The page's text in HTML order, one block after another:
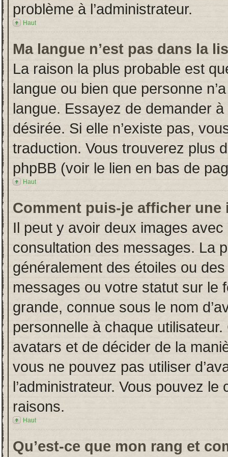
problème à l’administrateur.
Haut
Ma langue n’est pas dans la
La raison la plus probable est
langue ou bien que personne
langue. Essayez de demander à
désirée. Si elle n’existe pas,
traduction. Vous trouverez plus
phpBB (voir le lien en bas de
Haut
Comment puis-je afficher une
Il peut y avoir deux images
consultation des messages. La
généralement des étoiles ou
messages ou votre statut sur le
grande, connue sous le nom
personnelle à chaque utilisateur.
avatars et de décider de la
vous ne pouvez pas utiliser
l’administrateur. Vous pouvez
raisons.
Haut
Qu’est-ce que mon rang et